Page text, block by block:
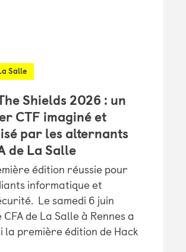
Salle
Shields 2026 : un
CTF imaginé et
par les alternants
de La Salle
édition réussie pour
informatique et
Le samedi 6 juin
de La Salle à Rennes a
la première édition de Hack